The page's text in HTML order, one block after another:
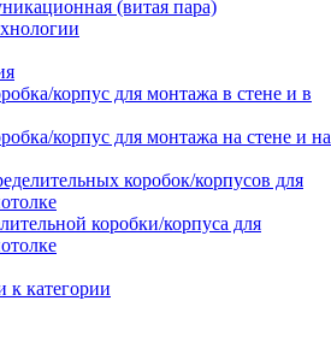
(витая пара)
корпус для монтажа в стене и в
корпус для монтажа на стене и на
коробок/корпусов для
коробки/корпуса для
к категории